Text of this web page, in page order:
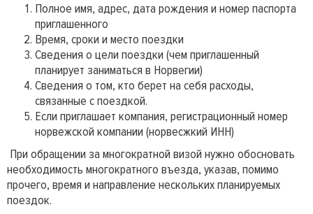
Полное имя, адрес, дата рождения и номер паспорта
приглашенного
Время, сроки и место поездки
Сведения о цели поездки (чем приглашенный
планирует заниматься в Норвегии)
Сведения о том, кто берет на себя расходы,
связанные с поездкой.
Если приглашает компания, регистрационный номер
норвежской компании (норвесжкий ИНН)
При обращении за многократной визой нужно обосновать
необходимость многократного въезда, указав, помимо
прочего, время и направление нескольких планируемых
поездок.